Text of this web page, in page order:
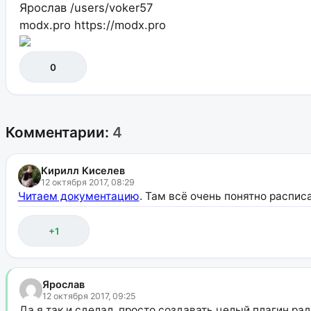
Ярослав /users/voker57
modx.pro https://modx.pro
0
Комментарии: 4
Кирилл Киселев
12 октября 2017, 08:29
Читаем документацию. Там всё очень понятно
+1
Ярослав
12 октября 2017, 09:25